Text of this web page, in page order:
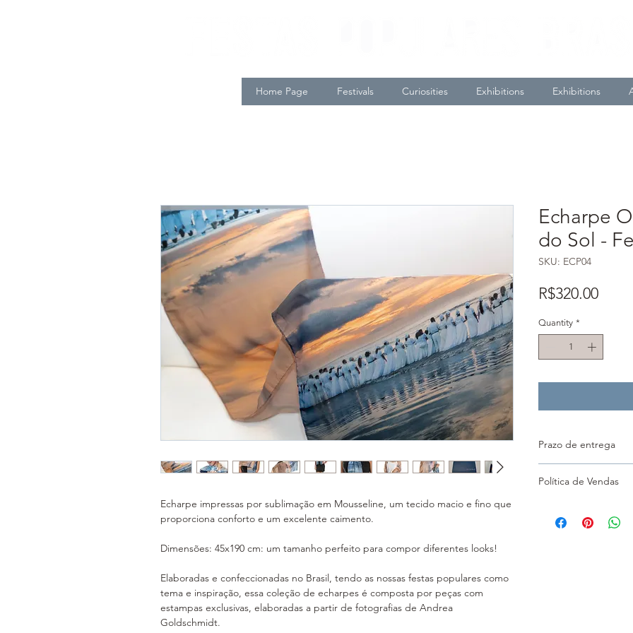
Home Page Festivals Curiosities Exhibitions Exhibitions
Echarpe impressas por sublimação em Mousseline, um tecido macio e fino que
proporciona conforto e um excelente caimento.
Dimensões: 45x190 cm: um tamanho perfeito para compor diferentes looks!
Elaboradas e confeccionadas no Brasil, tendo as nossas festas populares como
tema e inspiração, essa coleção de echarpes é composta por peças com
estampas exclusivas, elaboradas a partir de fotografias de Andrea
Goldschmidt.
Echarpe
do Sol -
SKU: ECP04
R$320.00Price
Quantity *
Prazo de entrega
de entrega previsto
Política de Vendas
A moeda oficial